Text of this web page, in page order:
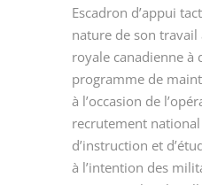
Escadron d’appui
nature de son travail
royale canadienne à
programme de
à l’occasion de
recrutement
d’instruction et
à l’intention des